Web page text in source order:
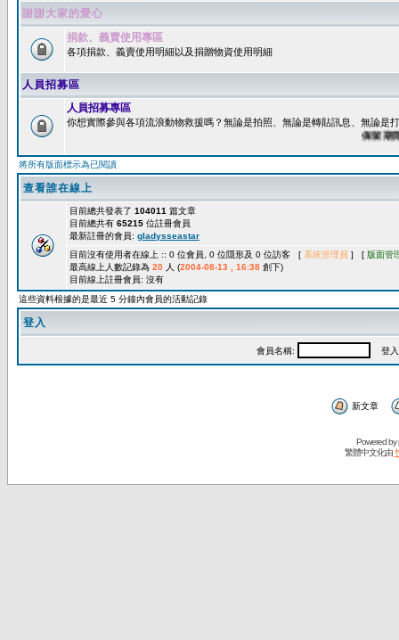
謝謝大家的愛心
捐款、義賣使用專區
各項捐款、義賣使用明細以及捐贈物資使用明細
人員招募區
人員招募專區
你想實際參與各項流浪動物救援嗎？無論是拍照、無論是轉貼訊息、無論是
保留期限：
將所有版面標示為已閱讀
查看誰在線上
目前總共發表了 104011 篇文章
目前總共有 65215 位註冊會員
最新註冊的會員: gladysseastar
目前沒有使用者在線上 :: 0 位會員, 0 位隱形及 0 位訪客 [ 系統管理員 ] [ 版面管
最高線上人數記錄為 20 人 (2004-08-13 , 16:38 創下)
目前線上註冊會員: 沒有
這些資料根據的是最近 5 分鐘內會員的活動記錄
登入
會員名稱: 登入
新文章
Powered by
繁體中文化由